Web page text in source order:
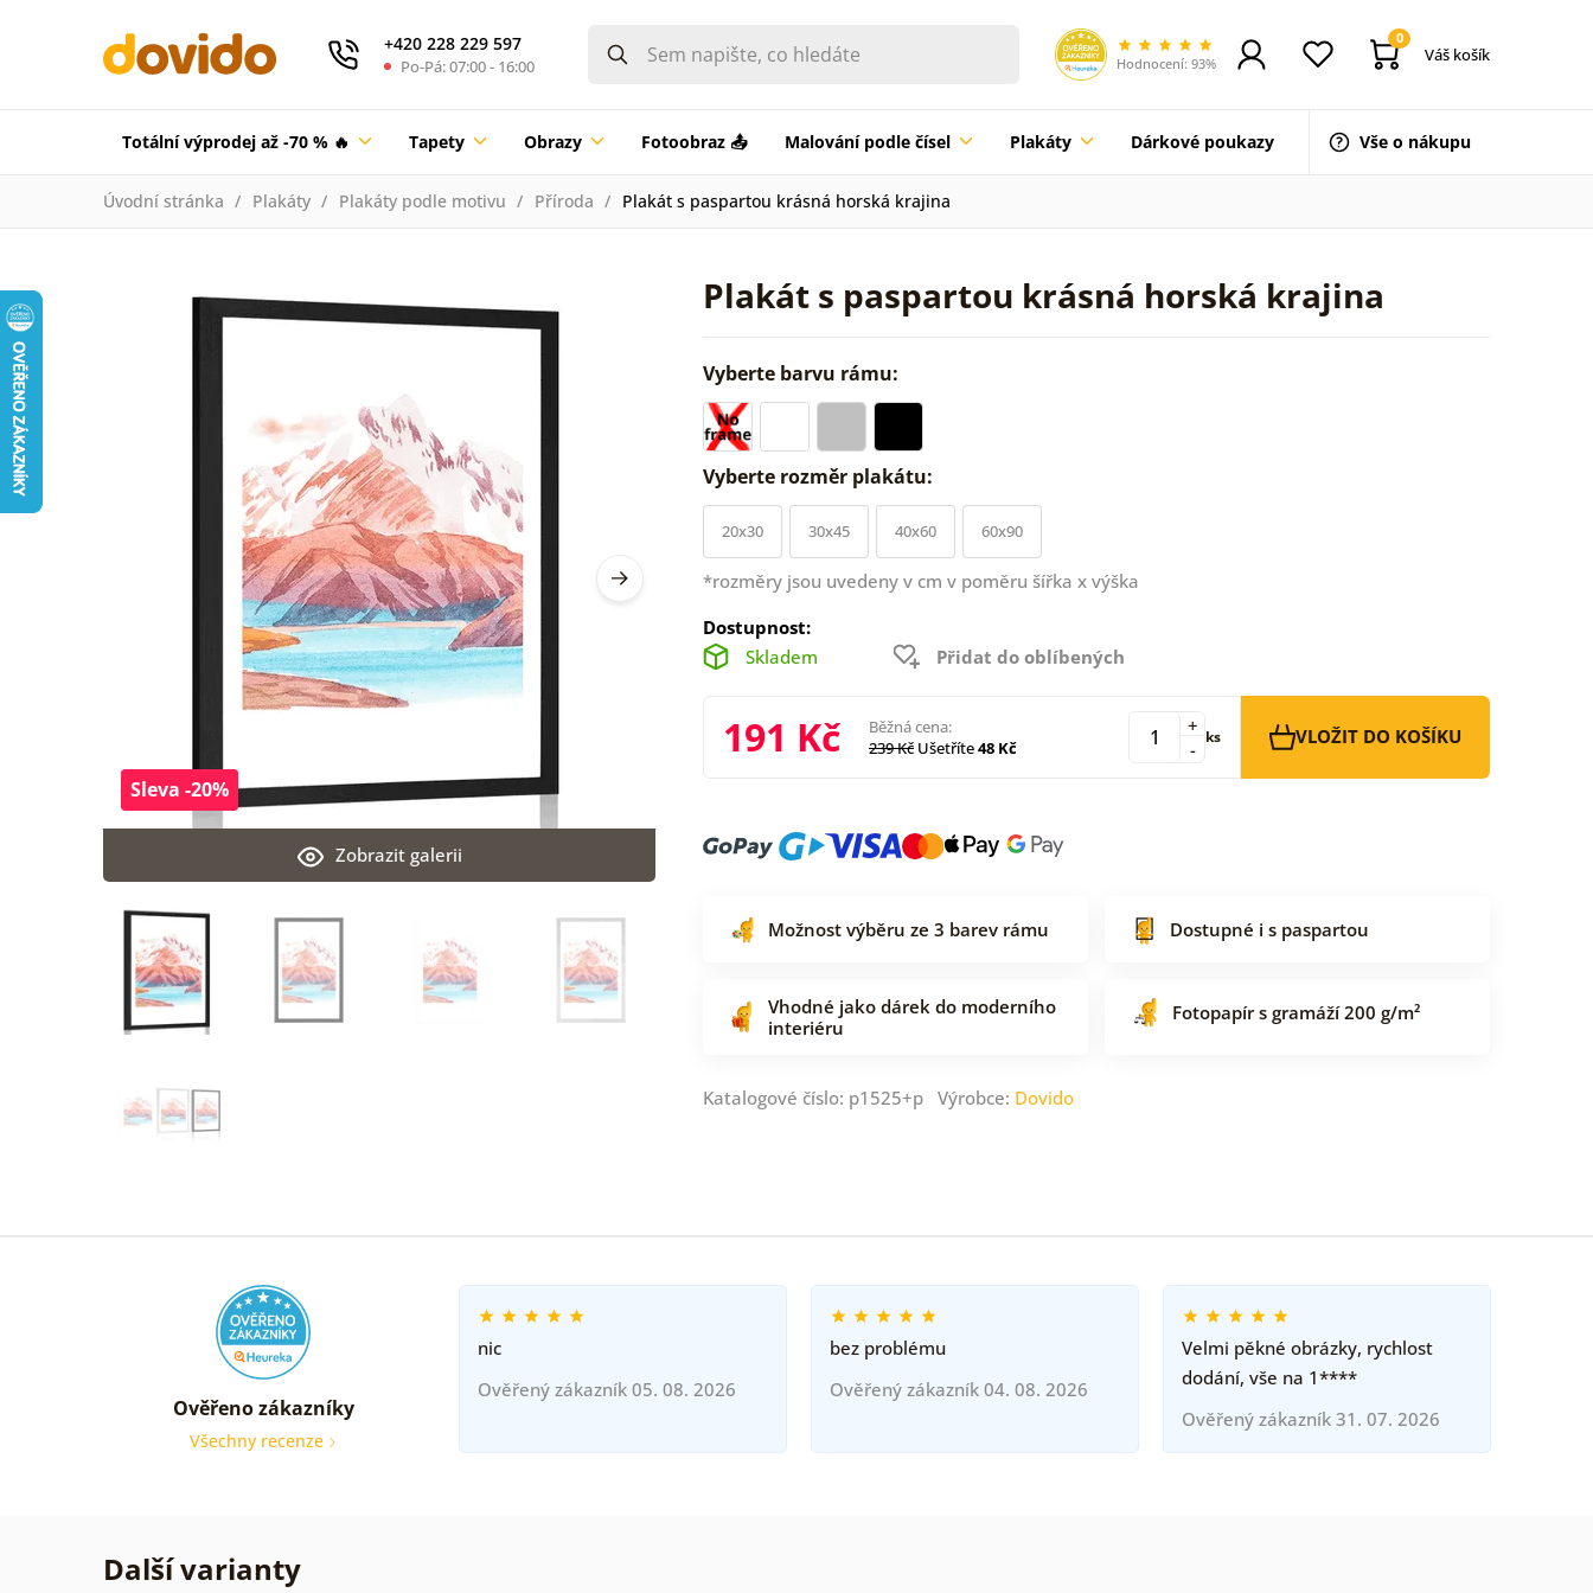
+420 228 229 597
Po-Pá: 07:00 - 16:00 Hodnocení: 93%
0
Váš košík
Totální výprodej až -70 % 🔥 Tapety Obrazy Fotoobraz 📤 Malování podle čísel Plakáty Dárkové poukazy Vše o nákupu
Úvodní stránka Plakáty Plakáty podle motivu Příroda Plakát s paspartou krásná horská krajina
Plakát s paspartou krásná horská krajina
Zobrazit galerii
Sleva -20%
Vyberte barvu rámu:
Vyberte rozměr plakátu:
20x30 30x45 40x60 60x90
*rozměry jsou uvedeny v cm v poměru šířka x výška
Dostupnost:
Skladem
Přidat do oblíbených
191 Kč
Běžná cena:
239 Kč Ušetříte48 Kč -
+ ks VLOŽIT DO KOŠÍKU
Možnost výběru ze 3 barev rámu Dostupné i s paspartou
Vhodné jako dárek do moderního
interiéru
Fotopapír s gramáží 200 g/m²
Katalogové číslo: p1525+p Výrobce: Dovido
Ověřeno zákazníky
Všechny recenze
nic
Ověřený zákazník 05. 08. 2026
bez problému
Ověřený zákazník 04. 08. 2026
Velmi pěkné obrázky, rychlost
dodání, vše na 1****
Ověřený zákazník 31. 07. 2026
Další varianty